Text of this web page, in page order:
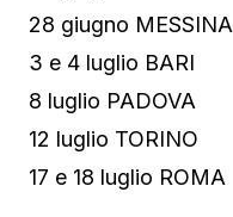
28 giugno MESSINA
3 e 4 luglio BARI
8 luglio PADOVA
12 luglio TORINO
17 e 18 luglio ROMA